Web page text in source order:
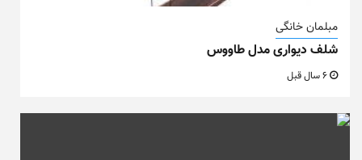
مبلمان خانگی
شلف دیواری مدل طاووس